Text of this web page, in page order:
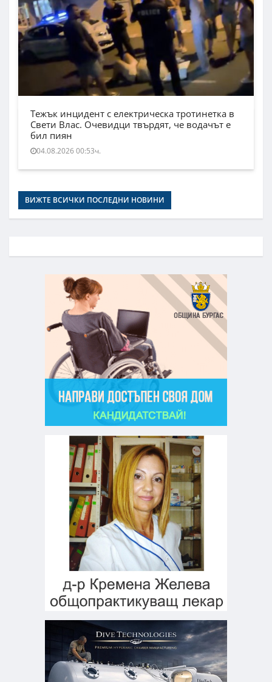
Тежък инцидент с електрическа тротинетка в
Свети Влас. Очевидци твърдят, че водачът е
бил пиян
04.08.2026 00:53ч.
ВИЖТЕ ВСИЧКИ ПОСЛЕДНИ НОВИНИ